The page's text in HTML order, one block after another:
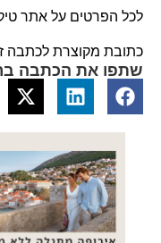
לכל הפרטים על אתר
כתובת מקוצרת לכתבה זו:
שתפו את הכתבה